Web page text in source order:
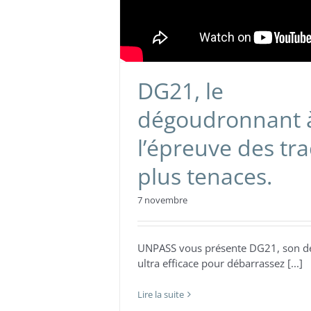
DG21, le
dégoudronnant
l’épreuve des
plus tenaces.
7 novembre
UNPASS vous présente DG21, son
ultra efficace pour débarrassez [...]
Lire la suite